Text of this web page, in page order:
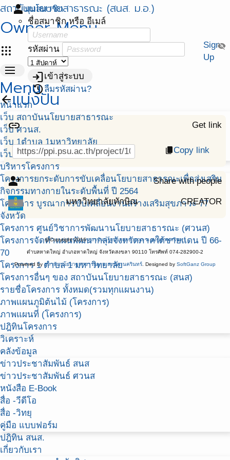
สถาบันนโยบายสาธารณะ (สนส. ม.อ.)
Owner Menu
apps
personมุมสมาชิก
ชื่อสมาชิก หรือ อีเมล์
รหัสผ่าน visibility_off
loginเข้าสู่ระบบ
restoreลืมรหัสผ่าน?
Sign
Up
menu
Menu
หน้าแรก
เว็บ สถาบันนโยบายสาธารณะ
เว็บ ศวนส.
เว็บ 1ตำบล 1มหาวิทยาลัย
เว็บ พัฒนาศักยภาพฯ สสส.
บริหารโครงการ
โครงการยกระดับการขับเคลื่อนโยบายสาธารณะเพื่อส่งเสริม
กิจกรรมทางกายในระดับพื้นที่ ปี 2564
โครงการ บูรณาการขับเคลื่อนงานสร้างเสริมสุขภาวะ 77
จังหวัด
โครงการ ศูนย์วิชาการพัฒนานโยบายสาธารณะ (ศวนส)
โครงการจัดทำแผนพัฒนากลุ่มจังหวัดภาคใต้ชายแดน ปี 66-
70
โครงการ 1 ตำบล 1 มหาวิทยาลัย
โครงการอื่นๆ ของ สถาบันนโยบายสาธารณะ (สนส)
รายชื่อโครงการ ทั้งหมด(รวมทุกแผนงาน)
ภาพแผนภูมิต้นไม้ (โครงการ)
ภาพแผนที่ (โครงการ)
ปฎิทินโครงการ
วิเคราะห์
คลังข้อมูล
ข่าวประชาสัมพันธ์ สนส
ข่าวประชาสัมพันธ์ ศวนส
หนังสือ E-Book
สื่อ -วีดีโอ
สื่อ -วิทยุ
คู่มือ แบบฟอร์ม
ปฎิทิน สนส.
เกี่ยวกับเรา
arrow_backแบ่งปัน
link Get link
content_copyCopy link
person_add_alt Share with people
มหาวิทยาลัยทักษิณ CREATOR
@Copyright 2016สถาบันนโยบายสาธารณะ ม.สงขลานครินทร์
ตำบลหาดใหญ่ อำเภอหาดใหญ่ จังหวัดสงขลา 90110 โทรศัพท์ 074-282900-2
Powered by สถาบันนโยบายสาธารณะ ม.สงขลานครินทร์ . Designed by SoftGanz Group